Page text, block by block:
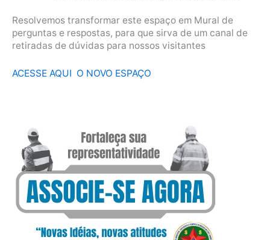
Resolvemos transformar este espaço em Mural de
perguntas e respostas, para que sirva de um canal de
retiradas de dúvidas para nossos visitantes
ACESSE AQUI O NOVO ESPAÇO